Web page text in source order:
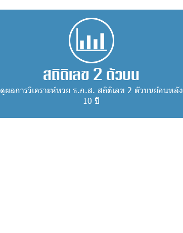
สถิติเลข 2 ตัวบน
ดูผลการวิเคราะห์หวย ธ.ก.ส. สถิติเลข 2 ตัวบนย้อนหลัง
10 ปี